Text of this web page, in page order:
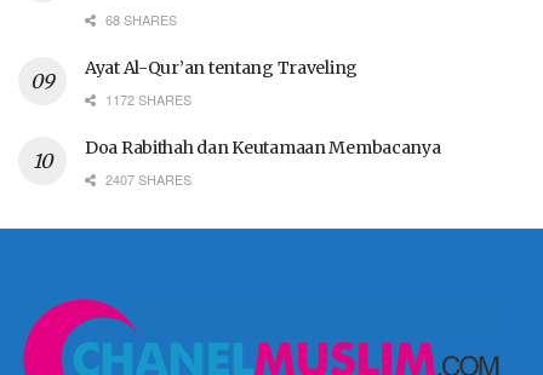
68 SHARES
Ayat Al-Qur’an tentang Traveling
1172 SHARES
Doa Rabithah dan Keutamaan Membacanya
2407 SHARES